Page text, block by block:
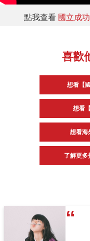
點我查看 國立成
喜歡
想看【
想看
想看海
了解更多